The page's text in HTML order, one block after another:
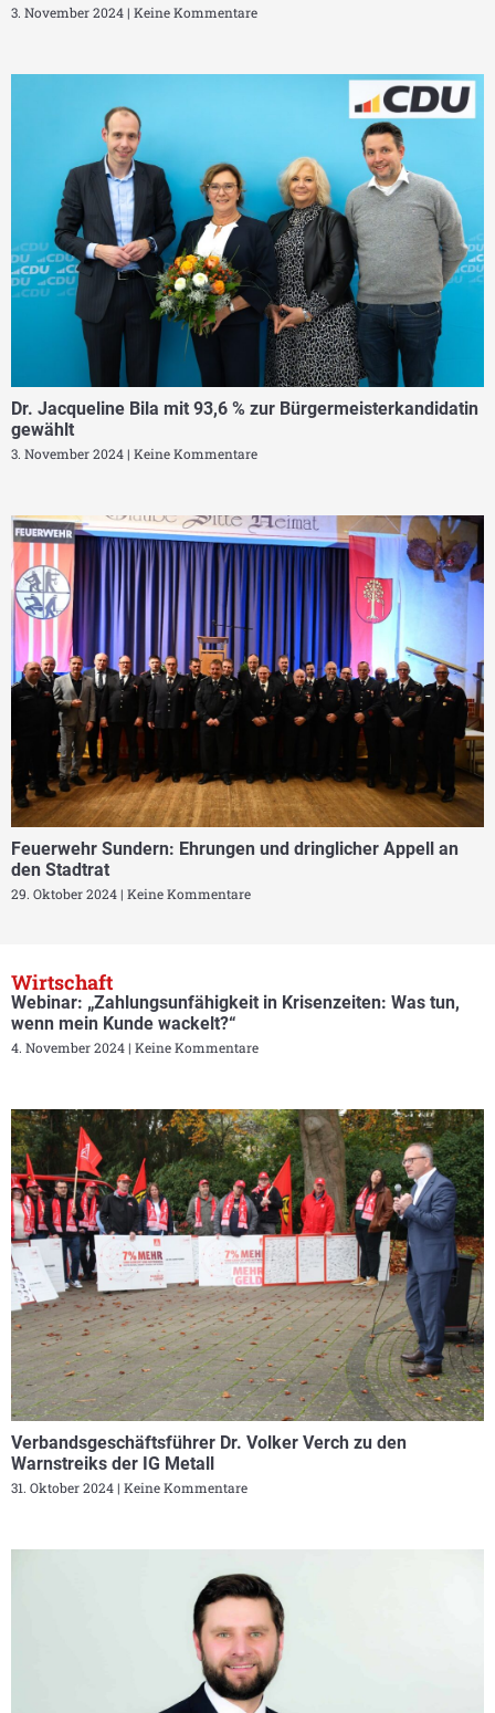
3. November 2024 Keine Kommentare
Dr. Jacqueline Bila mit 93,6 % zur Bürgermeisterkandidatin
gewählt
3. November 2024 Keine Kommentare
Feuerwehr Sundern: Ehrungen und dringlicher Appell an
den Stadtrat
29. Oktober 2024 Keine Kommentare
Wirtschaft
Webinar: „Zahlungsunfähigkeit in Krisenzeiten: Was tun,
wenn mein Kunde wackelt?“
4. November 2024 Keine Kommentare
Verbandsgeschäftsführer Dr. Volker Verch zu den
Warnstreiks der IG Metall
31. Oktober 2024 Keine Kommentare